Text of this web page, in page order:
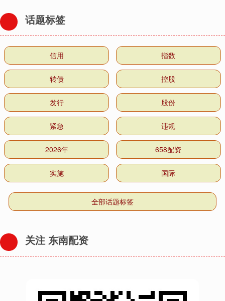
话题标签
信用 指数
转债 控股
发行 股份
紧急 违规
2026年 658配资
实施 国际
全部话题标签
关注 东南配资